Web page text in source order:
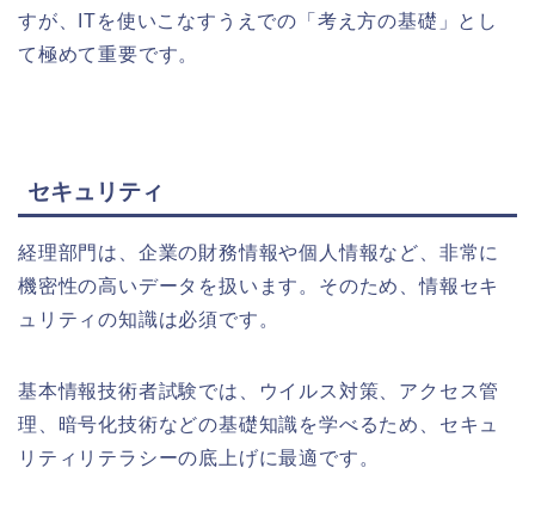
すが、ITを使いこなすうえでの「考え方の基礎」とし
て極めて重要です。
セキュリティ
経理部門は、企業の財務情報や個人情報など、非常に
機密性の高いデータを扱います。そのため、情報セキ
ュリティの知識は必須です。
基本情報技術者試験では、ウイルス対策、アクセス管
理、暗号化技術などの基礎知識を学べるため、セキュ
リティリテラシーの底上げに最適です。